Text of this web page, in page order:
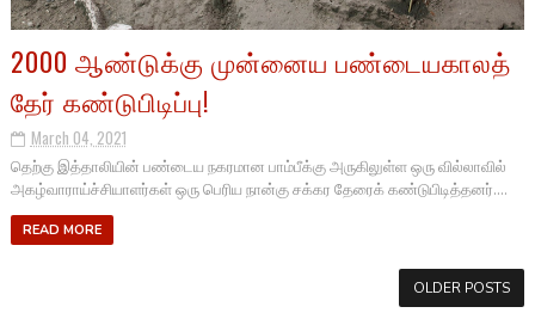
2000 ஆண்டுக்கு முன்னைய பண்டையகாலத்
தேர் கண்டுபிடிப்பு!
March 04, 2021
தெற்கு இத்தாலியின் பண்டைய நகரமான பாம்பீக்கு அருகிலுள்ள ஒரு வில்லாவில்
அகழ்வாராய்ச்சியாளர்கள் ஒரு பெரிய நான்கு சக்கர தேரைக் கண்டுபிடித்தனர்....
READ MORE
OLDER POSTS